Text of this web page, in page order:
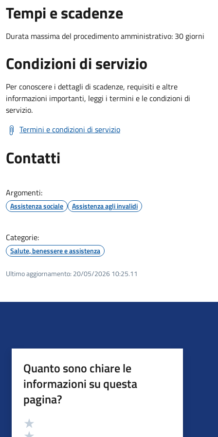
Tempi e scadenze
Durata massima del procedimento amministrativo: 30 giorni
Condizioni di servizio
Per conoscere i dettagli di scadenze, requisiti e altre
informazioni importanti, leggi i termini e le condizioni di
servizio.
Termini e condizioni di servizio
Contatti
Argomenti:
Assistenza sociale Assistenza agli invalidi
Categorie:
Salute, benessere e assistenza
Ultimo aggiornamento: 20/05/2026 10:25.11
Quanto sono chiare le
informazioni su questa
pagina?
Valutazione